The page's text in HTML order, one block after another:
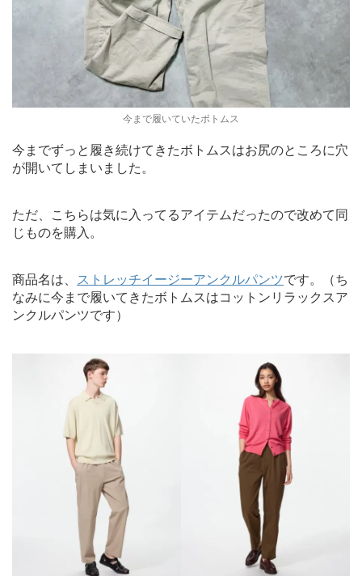
今まで履いていたボトムス
今までずっと履き続けてきたボトムスはお尻のところに穴
が開いてしまいました。
ただ、こちらは気に入ってるアイテムだったので改めて同
じものを購入。
商品名は、 ストレッチイージーアンクルパンツです。（ち
なみに今まで履いてきたボトムスはコットンリラックスア
ンクルパンツです）